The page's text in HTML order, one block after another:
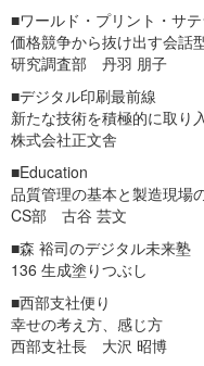
■ワールド・プリント・サテ
価格競争から抜け出す会話
研究調査部 丹羽 朋子
■デジタル印刷最前線
新たな技術を積極的に取り
株式会社正文舎
■Education
品質管理の基本と製造現場
CS部 古谷 芸文
■森 裕司のデジタル未来塾
136 生成塗りつぶし
■西部支社便り
幸せの考え方、感じ方
西部支社長 大沢 昭博